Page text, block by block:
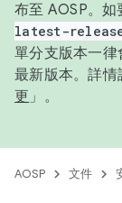
布至 AOSP。
latest-
單分支版本一
最新版本。詳情
更 」。
AOSP 文件